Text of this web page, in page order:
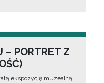
– PORTRET Z
ekspozycję muzealną